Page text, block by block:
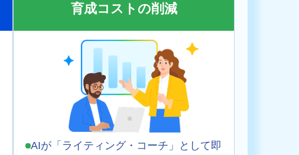
育成コストの削減
AIが「ライティング・コーチ」として即